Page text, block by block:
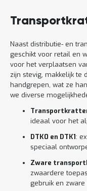
Naast distributie- en
geschikt voor retail en
voor het verplaatsen
zijn stevig, makkelijk te
handgrepen, wat ze
we diverse
ideaal voor het
DTK0 en DTK1:
speciaal
Zware
zwaardere
gebruik en